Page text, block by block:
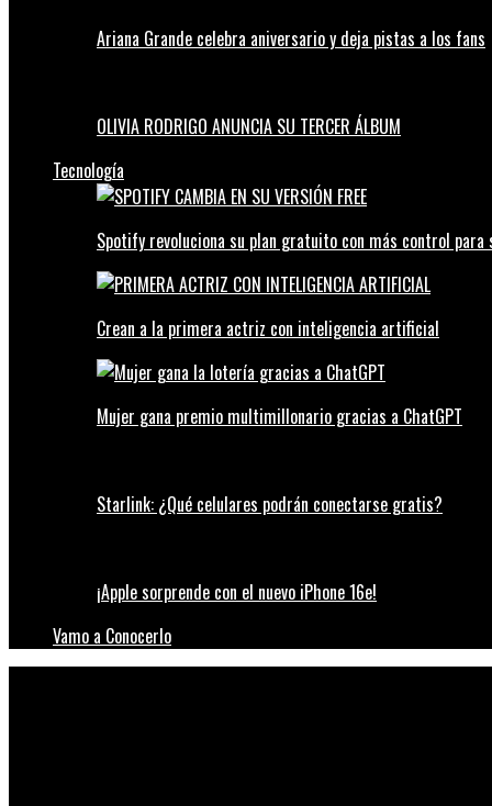
Ariana Grande celebra aniversario y deja pistas a los fans
OLIVIA RODRIGO ANUNCIA SU TERCER ÁLBUM
Tecnología
Spotify revoluciona su plan gratuito con más control para
Crean a la primera actriz con inteligencia artificial
Mujer gana premio multimillonario gracias a ChatGPT
Starlink: ¿Qué celulares podrán conectarse gratis?
¡Apple sorprende con el nuevo iPhone 16e!
Vamo a Conocerlo